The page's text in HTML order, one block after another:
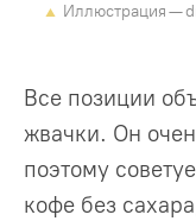
Иллюстрация —
Все позиции
жвачки. Он
поэтому
кофе без